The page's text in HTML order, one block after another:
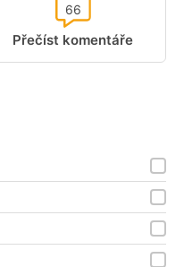
Přečíst komentáře
66